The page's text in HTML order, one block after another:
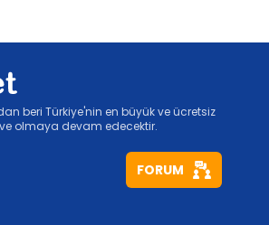
beri Türkiye'nin en büyük ve ücretsiz
olmaya devam edecektir.
FORUM